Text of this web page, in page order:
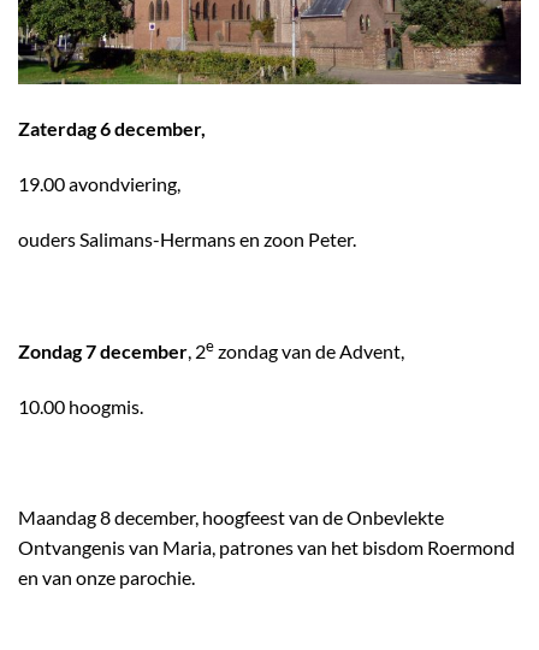
Zaterdag 6 december,
19.00 avondviering,
ouders Salimans-Hermans en zoon Peter.
Zondag 7 december, 2ezondag van de Advent,
10.00 hoogmis.
Maandag 8 december, hoogfeest van de Onbevlekte
Ontvangenis van Maria, patrones van het bisdom Roermond
en van onze parochie.